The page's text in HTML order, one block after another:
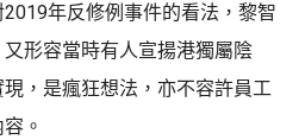
年反修例事件的看法，黎智
形容當時有人宣揚港獨屬陰
，是瘋狂想法，亦不容許員工
。